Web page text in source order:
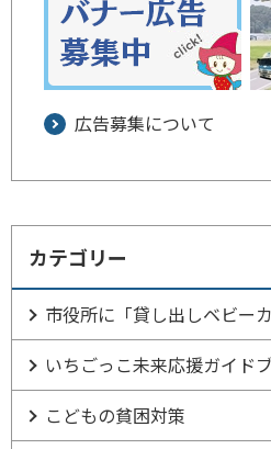
広告募集について
カテゴリー
市役所に「貸し出しベビー
いちごっこ未来応援ガイド
こどもの貧困対策